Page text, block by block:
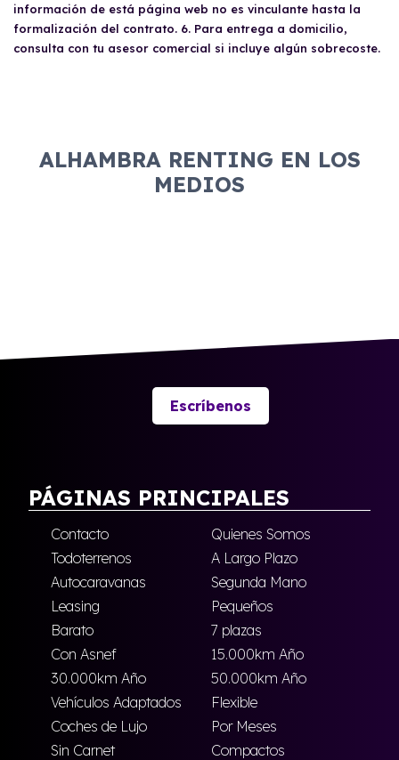
información de está página web no es vinculante hasta la
formalización del contrato. 6. Para entrega a domicilio,
consulta con tu asesor comercial si incluye algún sobrecoste.
ALHAMBRA RENTING EN LOS
MEDIOS
Escríbenos
PÁGINAS PRINCIPALES
Contacto
Quienes Somos
Todoterrenos
A Largo Plazo
Autocaravanas
Segunda Mano
Leasing
Pequeños
Barato
7 plazas
Con Asnef
15.000km Año
30.000km Año
50.000km Año
Vehículos Adaptados
Flexible
Coches de Lujo
Por Meses
Sin Carnet
Compactos